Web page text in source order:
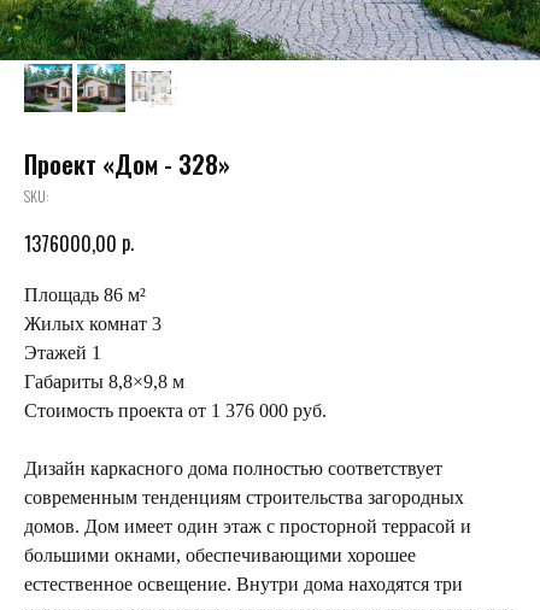
Проект «Дом - 328»
SKU:
1376000,00 р.
Площадь 86 м²
Жилых комнат 3
Этажей 1
Габариты 8,8×9,8 м
Стоимость проекта от 1 376 000 руб.
Дизайн каркасного дома полностью соответствует
современным тенденциям строительства загородных
домов. Дом имеет один этаж с просторной террасой и
большими окнами, обеспечивающими хорошее
естественное освещение. Внутри дома находятся три